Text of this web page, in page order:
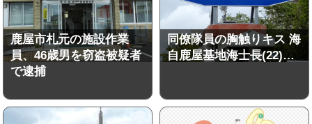
鹿屋市札元の施設作業
員、46歳男を窃盗被疑者
で逮捕
同僚隊員の胸触りキス 海
自鹿屋基地海士長(22)…